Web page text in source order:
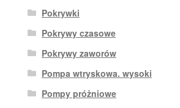
Pokrywki
Pokrywy czasowe
Pokrywy zaworów
Pompa wtryskowa. wysoki
Pompy próżniowe